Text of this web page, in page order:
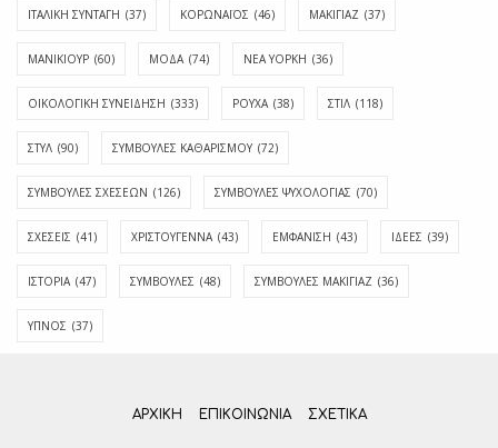
ΙΤΑΛΙΚΗ ΣΥΝΤΑΓΗ (37) ΚΟΡΩΝΑΪΟΣ (46) ΜΑΚΙΓΙΑΖ (37)
ΜΑΝΙΚΙΟΥΡ (60) ΜΟΔΑ (74) ΝΕΑ ΥΟΡΚΗ (36)
ΟΙΚΟΛΟΓΙΚΗ ΣΥΝΕΙΔΗΣΗ (333) ΡΟΥΧΑ (38) ΣΤΙΛ (118)
ΣΤΥΛ (90) ΣΥΜΒΟΥΛΕΣ ΚΑΘΑΡΙΣΜΟΥ (72)
ΣΥΜΒΟΥΛΕΣ ΣΧΕΣΕΩΝ (126) ΣΥΜΒΟΥΛΕΣ ΨΥΧΟΛΟΓΙΑΣ (70)
ΣΧΕΣΕΙΣ (41) ΧΡΙΣΤΟΥΓΕΝΝΑ (43) ΕΜΦΆΝΙΣΗ (43) ΙΔΈΕΣ (39)
ΙΣΤΟΡΊΑ (47) ΣΥΜΒΟΥΛΈΣ (48) ΣΥΜΒΟΥΛΈΣ ΜΑΚΙΓΙΆΖ (36)
ΎΠΝΟΣ (37)
ΑΡΧΙΚΗ ΕΠΙΚΟΙΝΩΝΊΑ ΣΧΕΤΙΚΆ